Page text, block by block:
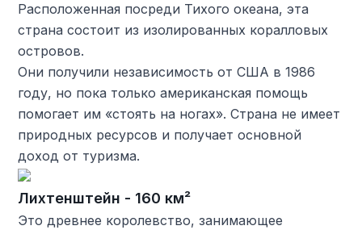
Расположенная посреди Тихого океана, эта
страна состоит из изолированных коралловых
островов.
Они получили независимость от США в 1986
году, но пока только американская помощь
помогает им «стоять на ногах». Страна не имеет
природных ресурсов и получает основной
доход от туризма.
Лихтенштейн - 160 км²
Это древнее королевство, занимающее